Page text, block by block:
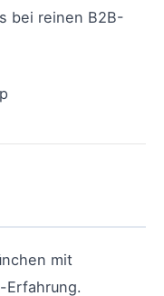
bei reinen B2B-
mit